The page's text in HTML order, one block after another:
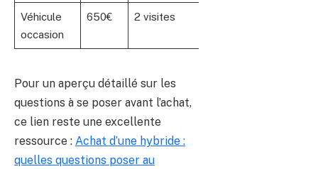
Véhicule
occasion
650€ 2 visites
Pour un aperçu détaillé sur les
questions à se poser avant l’achat,
ce lien reste une excellente
ressource : Achat d’une hybride :
quelles questions poser au